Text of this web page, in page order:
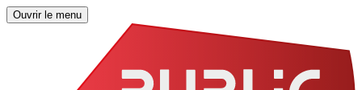
Ouvrir le menu